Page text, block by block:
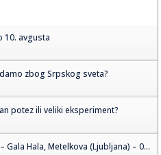
10. avgusta
zbog Srpskog sveta?
potez ili veliki eksperiment?
Gala Hala, Metelkova (Ljubljana) – 0...